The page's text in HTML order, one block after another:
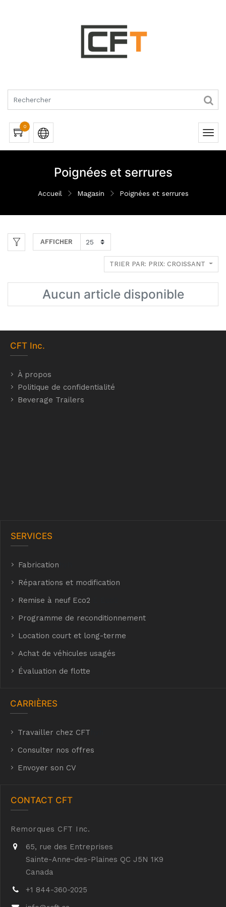
0
Poignées et serrures
Accueil Magasin Poignées et serrures
AFFICHER
TRIER PAR: PRIX: CROISSANT
Aucun article disponible
CFT Inc.
À propos
Politique de confidentialité
Beverage Trailers
SERVICES
Fabrication
Réparations et modification
Remise à neuf Eco2
Programme de reconditionnement
Location court et long-terme
Achat de véhicules usagés
Évaluation de flotte
CARRIÈRES
Travailler chez CFT
Consulter nos offres
Envoyer son CV
CONTACT CFT
Remorques CFT Inc.
65, rue des Entreprises
Sainte-Anne-des-Plaines QC J5N 1K9
Canada
+1 844-360-2025